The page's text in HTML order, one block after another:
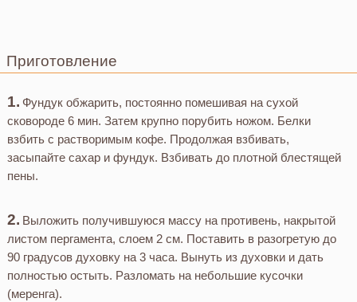
Приготовление
Фундук обжарить, постоянно помешивая на сухой
сковороде 6 мин. Затем крупно порубить ножом. Белки
взбить с растворимым кофе. Продолжая взбивать,
засыпайте сахар и фундук. Взбивать до плотной блестящей
пены.
Выложить получившуюся массу на противень, накрытой
листом пергамента, слоем 2 см. Поставить в разогретую до
90 градусов духовку на 3 часа. Вынуть из духовки и дать
полностью остыть. Разломать на небольшие кусочки
(меренга).